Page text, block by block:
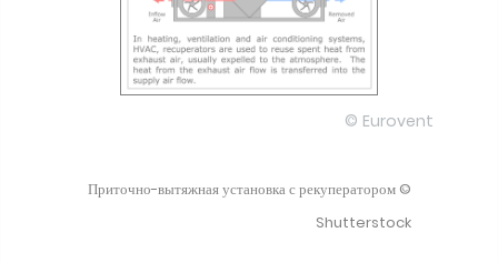
© Eurovent
Приточно-вытяжная установка с рекуператором ©
Shutterstock